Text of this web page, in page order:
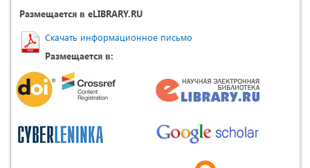
Размещается в eLIBRARY.RU
Скачать информационное письмо
Размещается в: